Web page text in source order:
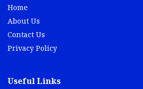
Home
About Us
Contact Us
Privacy Policy
Useful Links